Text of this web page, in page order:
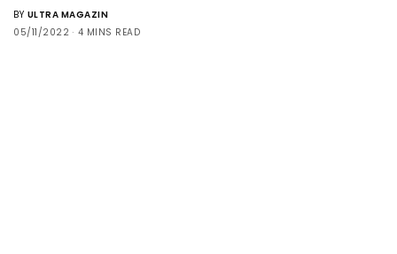
BY ULTRA MAGAZIN
05/11/2022
4 MINS READ